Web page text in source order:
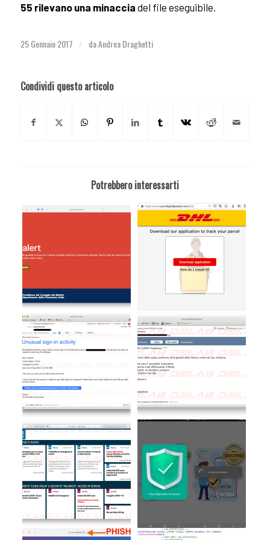
55 rilevano una minaccia del file eseguibile.
25 Gennaio 2017 / daAndrea Draghetti
Condividi questo articolo
Potrebbero interessarti